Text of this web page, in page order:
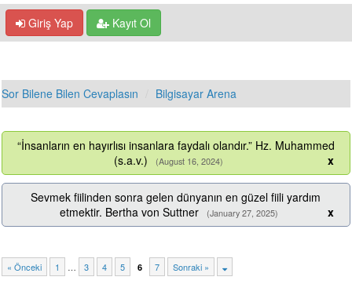
Giriş Yap Kayıt Ol
Sor Bilene Bilen Cevaplasın Bilgisayar Arena
“İnsanların en hayırlısı insanlara faydalı olandır.” Hz. Muhammed
(s.a.v.)
(August 16, 2024) x
Sevmek fiilinden sonra gelen dünyanın en güzel fiili yardım
etmektir. Bertha von Suttner
(January 27, 2025) x
« Önceki 1 … 3 4 5 6 7 Sonraki »